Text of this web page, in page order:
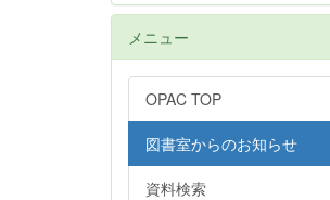
メニュー
OPAC TOP
図書室からのお知らせ
資料検索